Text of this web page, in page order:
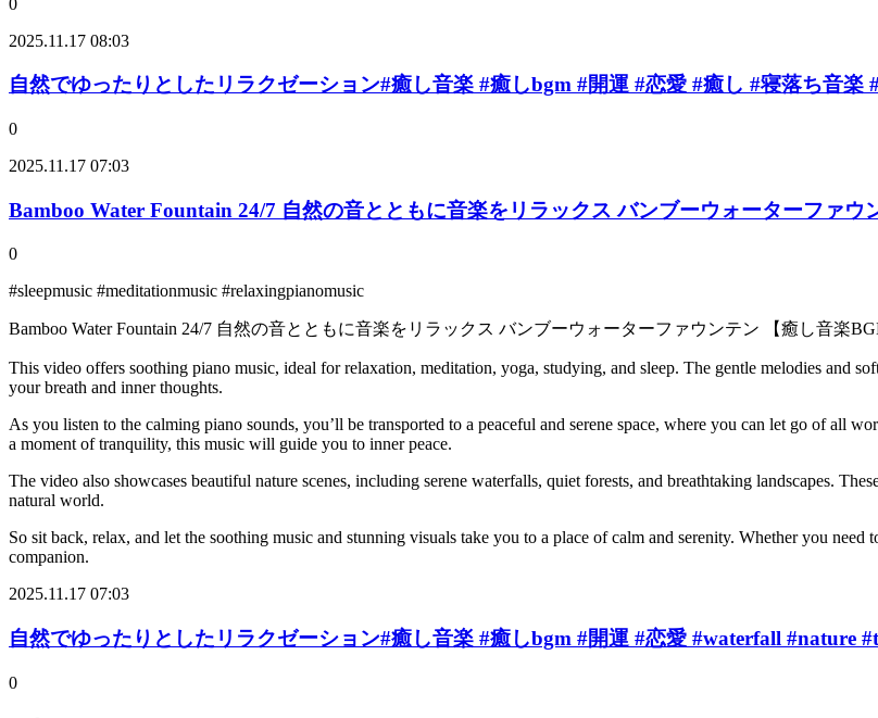
2025.11.17 08:03
自然でゆったりとしたリラクゼーション#癒し音楽 #癒しbgm #開運 #恋愛 #癒し #寝落ち音楽
0
2025.11.17 07:03
Bamboo Water Fountain 24/7 自然の音とともに音楽をリラックス バンブーウォーターファウ
0
#sleepmusic #meditationmusic #relaxingpianomusic
Bamboo Water Fountain 24/7 自然の音とともに音楽をリラックス バンブーウォーターファウンテン 【癒し音楽
This video offers soothing piano music, ideal for relaxation, meditation, yoga, studying, and sleep. The gentle melodies and
your breath and inner thoughts.
As you listen to the calming piano sounds, you’ll be transported to a peaceful and serene space, where you can let go of all
a moment of tranquility, this music will guide you to inner peace.
The video also showcases beautiful nature scenes, including serene waterfalls, quiet forests, and breathtaking landscapes.
natural world.
So sit back, relax, and let the soothing music and stunning visuals take you to a place of calm and serenity. Whether you
companion.
2025.11.17 07:03
自然でゆったりとしたリラクゼーション#癒し音楽 #癒しbgm #開運 #恋愛 #waterfall #nature
0